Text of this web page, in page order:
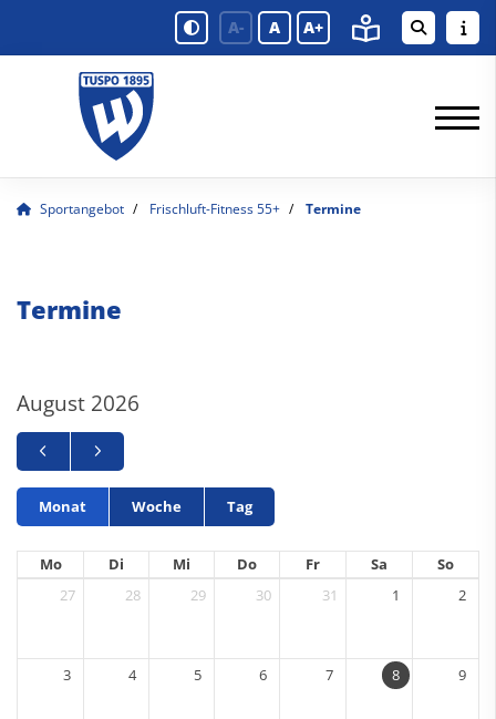
A- A A+
Sportangebot Frischluft-Fitness 55+ Termine
Termine
August 2026
Monat Woche Tag
Mo Di Mi Do Fr Sa
So
27
28 29 30 31 1 2
3 4 5 6 7 8 9